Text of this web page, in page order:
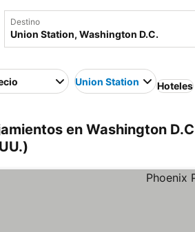
Destino
Union Station Hoteles
en Washington